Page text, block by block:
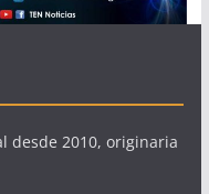
desde 2010, originaria